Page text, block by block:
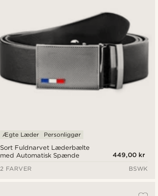
Sort Fuldnarvet Læderbælte
med Automatisk Spænde
Ægte Læder Personliggør
449,00 kr
2 FARVER
BSWK